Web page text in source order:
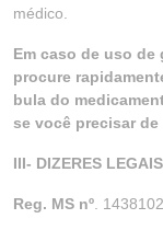
médico.
Em caso de uso
procure
bula do
se você precisar
III- DIZERES LEGAIS
Reg. MS nº .